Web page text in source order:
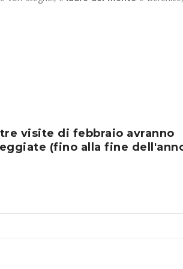
visite di febbraio avranno
(fino alla fine